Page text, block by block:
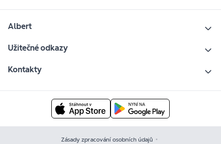
Albert
Užitečné odkazy
Kontakty
Zásady zpracování osobních údajů